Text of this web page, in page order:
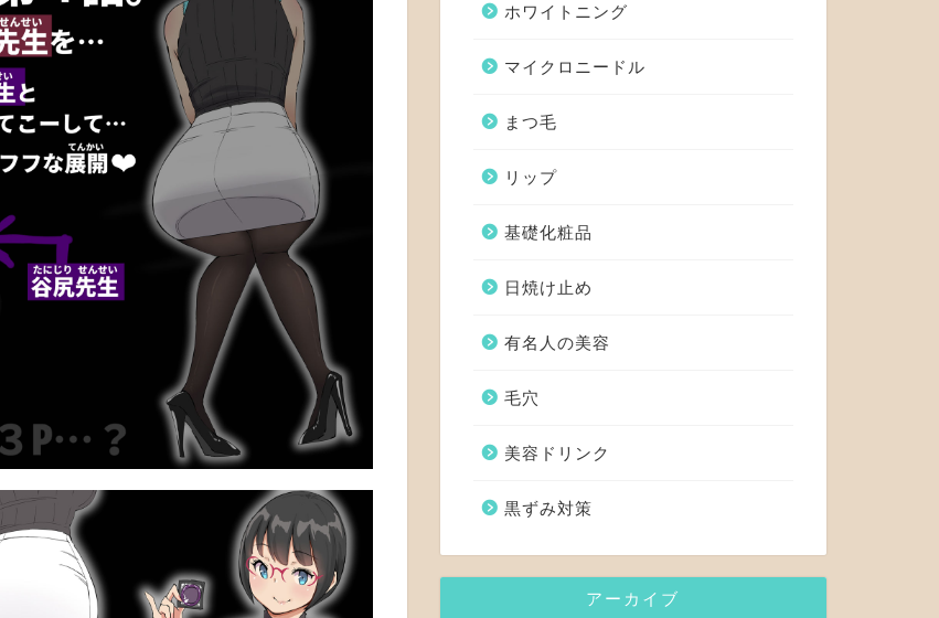
ホワイトニング
マイクロニードル
まつ毛
リップ
基礎化粧品
日焼け止め
有名人の美容
毛穴
美容ドリンク
黒ずみ対策
アーカイブ